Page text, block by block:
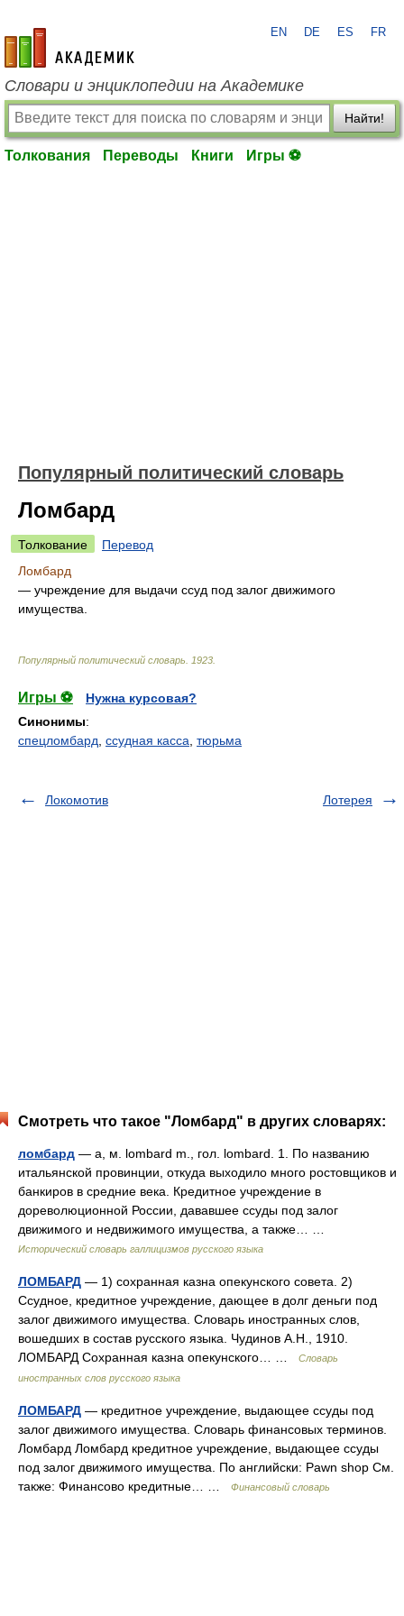
academic.ru
EN DE ES FR
Словари и энциклопедии на Академике
Найти!
Толкования Переводы Книги Игры ⚽
Популярный политический словарь
Ломбард
Толкование
Перевод
Ломбард
— учреждение для выдачи ссуд под залог движимого
имущества.
Популярный политический словарь 1923
Игры ⚽
Нужна курсовая?
Синонимы:
спецломбард ссудная касса тюрьма
Локомотив Лотерея
Смотреть что такое "Ломбард" в других словарях:
ломбард — а, м. lombard m., гол. lombard. 1. По названию
итальянской провинции, откуда выходило много ростовщиков и
банкиров в средние века. Кредитное учреждение в
дореволюционной России, дававшее ссуды под залог
движимого и недвижимого имущества, а также… …
Исторический словарь галлицизмов русского языка
ЛОМБАРД — 1) сохранная казна опекунского совета. 2)
Ссудное, кредитное учреждение, дающее в долг деньги под
залог движимого имущества. Словарь иностранных слов,
вошедших в состав русского языка. Чудинов А.Н., 1910.
ЛОМБАРД Сохранная казна опекунского… …
Словарь
иностранных слов русского языка
ЛОМБАРД — кредитное учреждение, выдающее ссуды под
залог движимого имущества. Словарь финансовых терминов.
Ломбард Ломбард кредитное учреждение, выдающее ссуды
под залог движимого имущества. По английски: Pawn shop См.
также: Финансово кредитные… …
Финансовый словарь